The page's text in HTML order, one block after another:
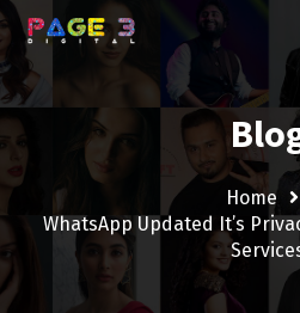
Home
WhatsApp Updated It’s